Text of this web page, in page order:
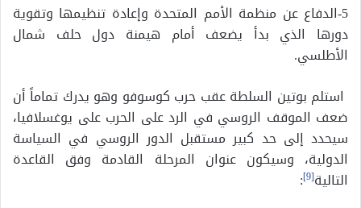
5-الدفاع عن منظمة الأمم المتحدة وإعادة تنظيمها وتقوية
دورها الذي بدأ يضعف أمام هيمنة دول حلف شمال
الأطلسي.
استلم بوتين السلطة عقب حرب كوسوفو وهو يدرك تماماً أن
ضعف الموقف الروسي في الرد على الحرب على يوغسلافيا،
سيحدد إلى حد كبير مستقبل الدور الروسي في السياسة
الدولية، وسيكون عنوان المرحلة القادمة وفق القاعدة
التالية[9]
: